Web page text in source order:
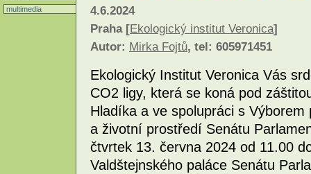
multimedia
4.6.2024
Praha [Ekologický institut Veronica]
Autor: Mirka Fojtů, tel: 605971451
Ekologický Institut Veronica Vás
CO2 ligy, která se koná pod
Hladíka a ve spolupráci s
a životní prostředí Senátu
čtvrtek 13. června 2024 od 11.00
Valdštejnského paláce Senátu